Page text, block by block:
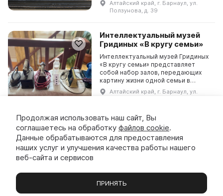
инструментов, материалов и
заводской казны. Автором
Алтайский край, г. Барнаул, ул.
Ползунова, д. 39
Интеллектуальный музей
Гридиных «В кругу семьи»
Интеллектуальный музей Гридиных
«В кругу семьи» представляет
собой набор залов, передающих
картину жизни одной семьи в
разные исторические эпохи.
Например, в зале можно посетить
Алтайский край, г. Барнаул, ул.
Мемориальный музей М.Т.
Калашникова
распоряжению администрации
Алтайского края в целях
Алтайский край, Курьинский р-н., с.
Музеи Выставки Экскурсии Чаты Вы
Продолжая использовать наш сайт, Вы
соглашаетесь на обработку файлов cookie.
Данные обрабатываются для предоставления
наших услуг и улучшения качества работы нашего
веб-сайта и сервисов
ПРИНЯТЬ